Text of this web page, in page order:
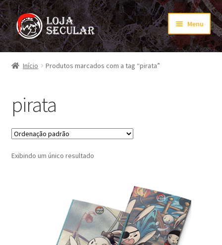
Pular
para
navegação
Pular
para
o
conteúdo
Menu
Início
Finalização de compra
Minha conta
PagSeguro
PagSeguro Checkout Transparente
PagSeguro Erro
Início Produtos marcados com a tag “pirata”
pirata
Exibindo um único resultado